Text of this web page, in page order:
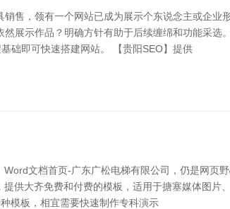
售，领有一个网站已成为展示个东说念主或企
展示作品？明确方针有助于后续缠绵和功能采选
础即可快速搭建网站。 【贵阳SEO】提供
文档首页-广东广松电梯有限公司，仍是网页
供大齐免费和付费的模板，适用于搪塞媒体图片
模板，相宜需要快速制作专科演示